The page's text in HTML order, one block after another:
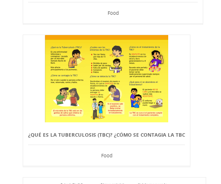
Food
¿QUÉ ES LA TUBERCULOSIS (TBC)? ¿CÓMO SE CONTAGIA LA TBC
Food